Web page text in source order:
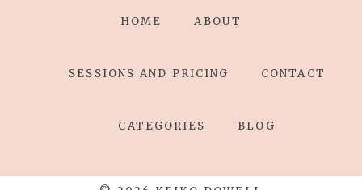
HOME ABOUT
SESSIONS AND PRICING CONTACT
CATEGORIES BLOG